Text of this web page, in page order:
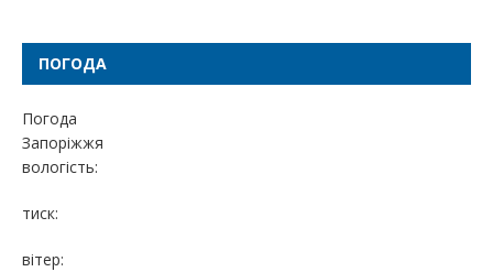
ПОГОДА
Погода
Запоріжжя
вологість:
тиск:
вітер: